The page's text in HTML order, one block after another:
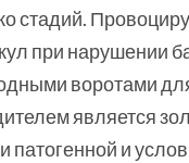
стадий.
при нарушении
воротами
является
и